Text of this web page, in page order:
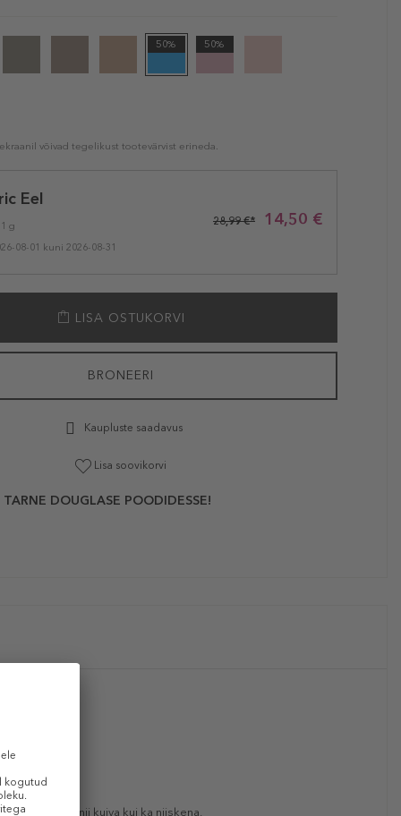
50% 50%
võivad tegelikust tootevärvist erineda.
Eel
g
08-01 kuni 2026-08-31
14,50 €
28,99 €*
LISA OSTUKORVI
BRONEERI
Kaupluste saadavus
Lisa soovikorvi
DOUGLASE POODIDESSE!
peale kanda nii kuiva kui ka niiskena,